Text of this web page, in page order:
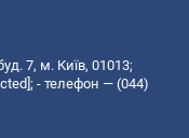
7, м. Київ, 01013;
; - телефон — (044)